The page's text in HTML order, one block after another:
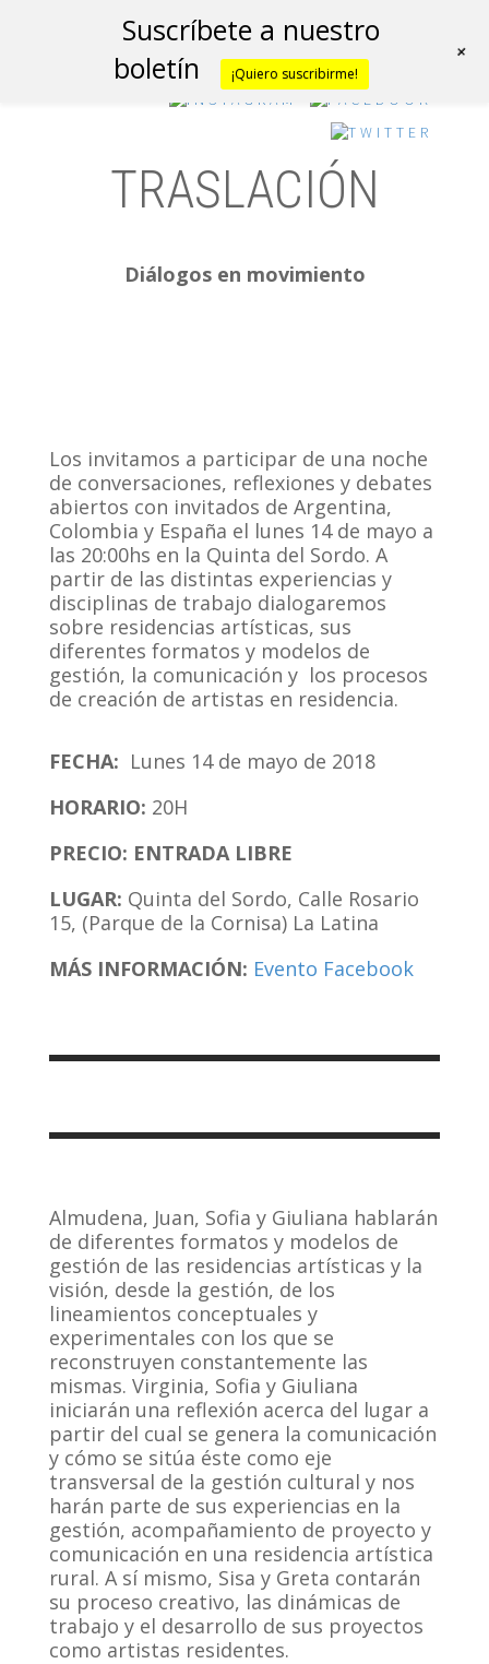
TRASLACIÓN
Diálogos en movimiento
Los invitamos a participar de una noche
de conversaciones, reflexiones y debates
abiertos con invitados de Argentina,
Colombia y España el lunes 14 de mayo a
las 20:00hs en la Quinta del Sordo. A
partir de las distintas experiencias y
disciplinas de trabajo dialogaremos
sobre residencias artísticas, sus
diferentes formatos y modelos de
gestión, la comunicación y los procesos
de creación de artistas en residencia.
FECHA: Lunes 14 de mayo de 2018
HORARIO: 20H
PRECIO: ENTRADA LIBRE
LUGAR: Quinta del Sordo, Calle Rosario
15, (Parque de la Cornisa) La Latina
MÁS INFORMACIÓN: Evento Facebook
Almudena, Juan, Sofia y Giuliana hablarán
de diferentes formatos y modelos de
gestión de las residencias artísticas y la
visión, desde la gestión, de los
lineamientos conceptuales y
experimentales con los que se
reconstruyen constantemente las
mismas. Virginia, Sofia y Giuliana
iniciarán una reflexión acerca del lugar a
partir del cual se genera la comunicación
y cómo se sitúa éste como eje
transversal de la gestión cultural y nos
harán parte de sus experiencias en la
gestión, acompañamiento de proyecto y
comunicación en una residencia artística
rural. A sí mismo, Sisa y Greta contarán
su proceso creativo, las dinámicas de
trabajo y el desarrollo de sus proyectos
como artistas residentes.
Suscríbete a nuestro
boletín
¡Quiero suscribirme!
+